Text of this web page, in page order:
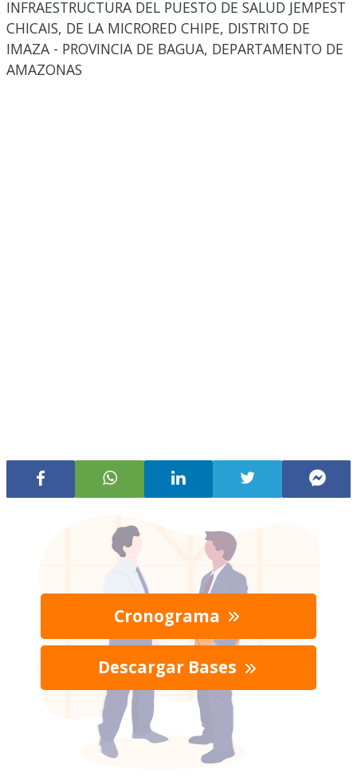
INFRAESTRUCTURA DEL PUESTO DE SALUD JEMPEST
CHICAIS, DE LA MICRORED CHIPE, DISTRITO DE
IMAZA - PROVINCIA DE BAGUA, DEPARTAMENTO DE
AMAZONAS
Cronograma
Descargar Bases